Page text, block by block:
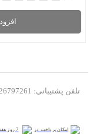
تلفن پشتیبانی: 09126797261 , 09396797261